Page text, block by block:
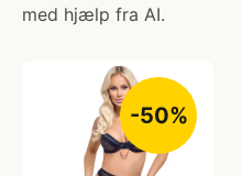
med hjælp fra AI.
-50%